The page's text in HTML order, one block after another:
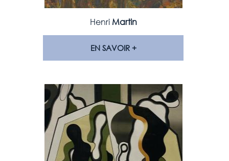
Henri Martin
EN SAVOIR +